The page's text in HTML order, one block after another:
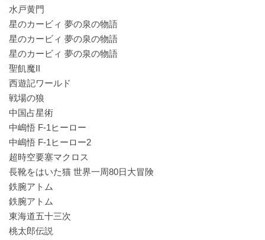
水戸黄門
星のカービィ 夢の泉の物語
星のカービィ 夢の泉の物語
星のカービィ 夢の泉の物語
聖飢魔II
西遊記ワールド
戦場の狼
中国占星術
中嶋悟 F-1ヒーロー
中嶋悟 F-1ヒーロー2
超時空要塞マクロス
長靴をはいた猫 世界一周80日大冒険
鉄腕アトム
鉄腕アトム
東海道五十三次
桃太郎伝説